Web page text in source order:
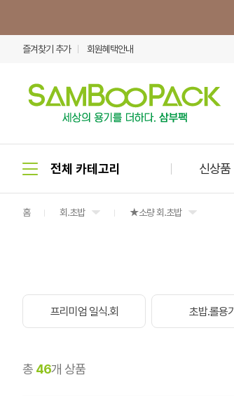
즐겨찾기 추가 회원혜택안내
신상품
홈 회.초밥 ★소량 회.초밥
프리미엄 일식.회 초밥.롤용기
총 46개 상품